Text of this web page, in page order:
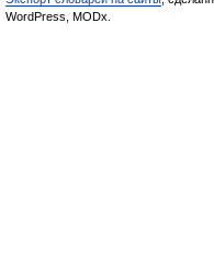
WordPress, MODx.